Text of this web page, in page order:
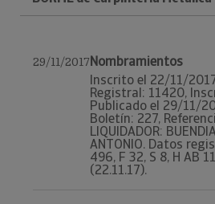
29/11/2017Nombramientos
Inscrito el 22/11/
Registral: 11420,
Publicado el 29/11/
Boletín: 227,
LIQUIDADOR:
ANTONIO. Datos
496, F 32, S 8, H AB
(22.11.17).